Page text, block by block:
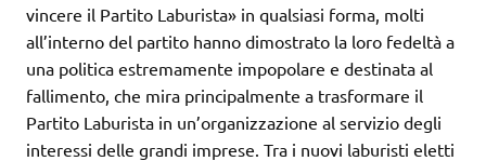
vincere il Partito Laburista» in qualsiasi forma, molti
all’interno del partito hanno dimostrato la loro fedeltà a
una politica estremamente impopolare e destinata al
fallimento, che mira principalmente a trasformare il
Partito Laburista in un’organizzazione al servizio degli
interessi delle grandi imprese. Tra i nuovi laburisti eletti